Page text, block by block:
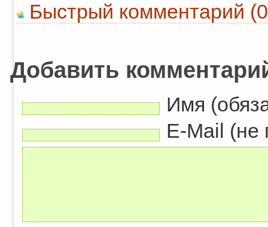
Быстрый комментарий
Добавить
Имя
E-Mail (не